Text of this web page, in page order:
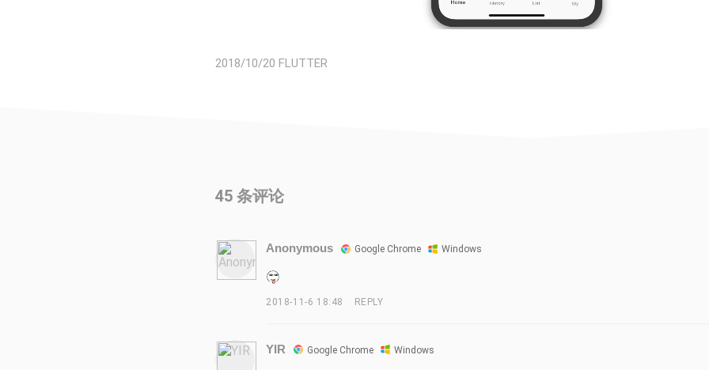
2018/10/20 FLUTTER
45 条评论
Anonymous Google Chrome Windows
2018-11-6 18:48 REPLY
YIR Google Chrome Windows